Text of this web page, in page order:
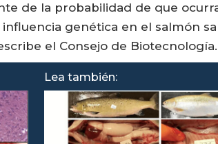
de la probabilidad de que
genética en el salmón
el Consejo de Biotecnología.
Lea también: